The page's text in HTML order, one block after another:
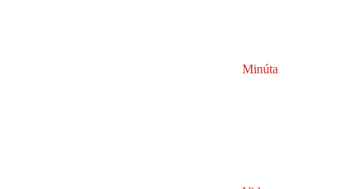
Minúta